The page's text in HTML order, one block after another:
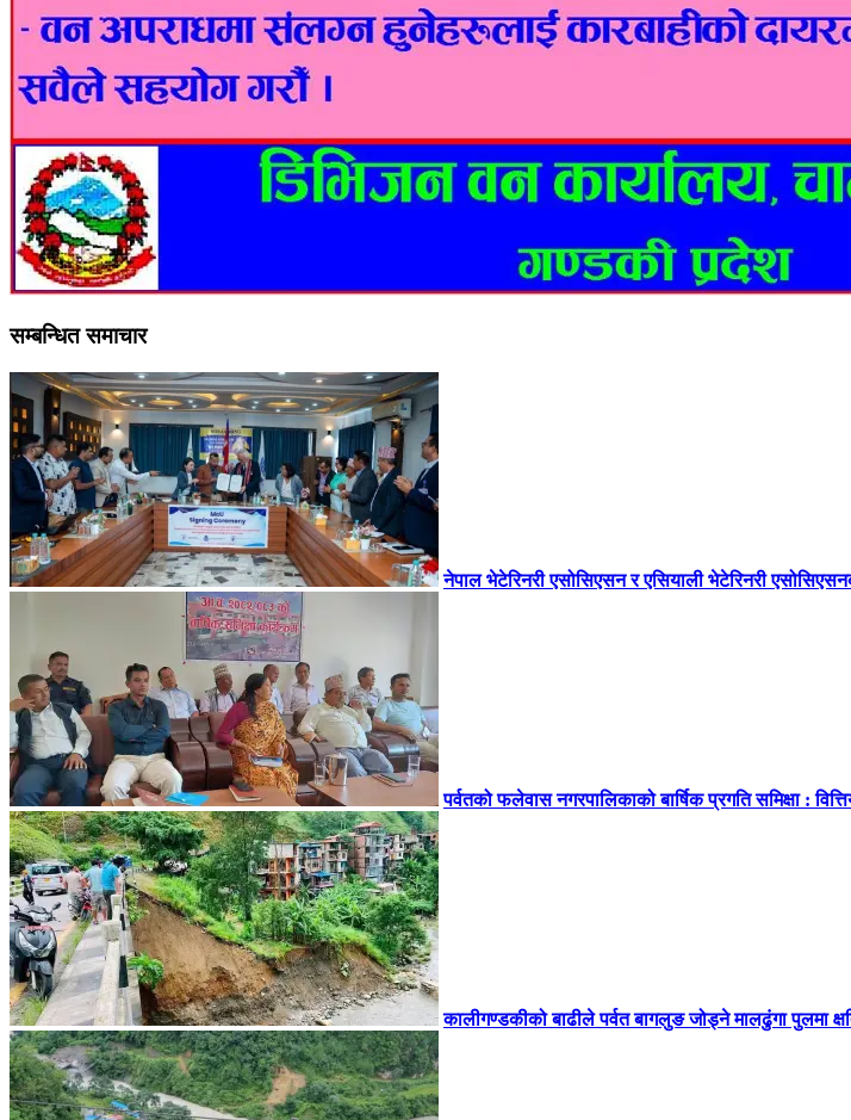
सम्बन्धित समाचार
नेपाल भेटेरिनरी एसोसिएसन र एसियाली भेटेरिनरी
पर्वतको फलेवास नगरपालिकाको बार्षिक प्रगति समिक्षा :
कालीगण्डकीको बाढीले पर्वत बागलुङ जोड्ने मालढुंगा पुलमा